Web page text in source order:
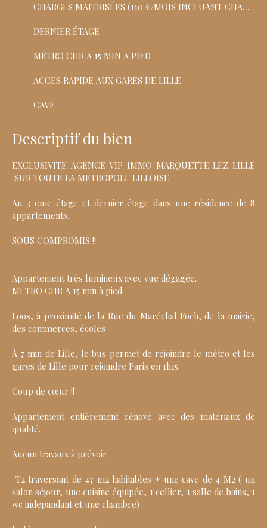
CHARGES MAITRISÉES (110 €/MOIS INCLUANT CHAUFFAGE +ENTRETIEN )
DERNIER ÉTAGE
MÉTRO CHR A 15 MIN A PIED
ACCES RAPIDE AUX GARES DE LILLE
CAVE
Descriptif du bien
EXCLUSIVITE AGENCE VIP IMMO MARQUETTE LEZ LILLE
SUR TOUTE LA METROPOLE LILLOISE
Au 3 eme étage et dernier étage dans une résidence de 8
appartements.
SOUS COMPROMIS !!
Appartement très lumineux avec vue dégagée.
METRO CHR A 15 min à pied
Loos, à proximité de la Rue du Maréchal Foch, de la mairie,
des commerces, écoles
À 7 min de Lille, le bus permet de rejoindre le métro et les
gares de Lille pour rejoindre Paris en 1h15
Coup de cœur !!
Appartement entièrement rénové avec des matériaux de
qualité.
Aucun travaux à prévoir
T2 traversant de 47 m2 habitables + une cave de 4 M2 ( un
salon séjour, une cuisine équipée, 1 cellier, 1 salle de bains, 1
wc indepandant et une chambre)